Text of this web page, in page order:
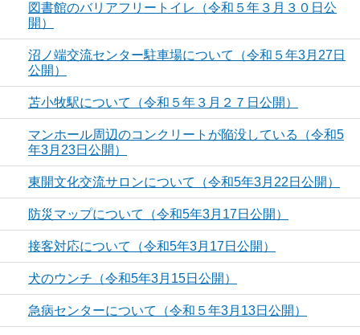
図書館のバリアフリートイレ（令和５年３月３０日公
開）
沼ノ端交流センター駐車場について（令和５年3月27日
公開）
苫小牧駅について（令和５年３月２７日公開）
マンホール周辺のコンクリートが陥没している（令和5
年3月23日公開）
東開文化交流サロンについて（令和5年3月22日公開）
防災マップについて（令和5年3月17日公開）
接客対応について（令和5年3月17日公開）
犬のウンチ（令和5年3月15日公開）
急病センターについて（令和５年3月13日公開）